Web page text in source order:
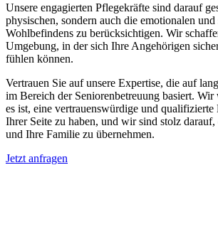
Unsere engagierten Pflegekräfte sind darauf
physischen, sondern auch die emotionalen
Wohlbefindens zu berücksichtigen. Wir
Umgebung, in der sich Ihre Angehörigen
fühlen können.
Vertrauen Sie auf unsere Expertise, die auf
im Bereich der Seniorenbetreuung basiert.
es ist, eine vertrauenswürdige und qualifizierte
Ihrer Seite zu haben, und wir sind stolz
und Ihre Familie zu übernehmen.
Jetzt anfragen